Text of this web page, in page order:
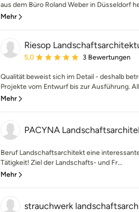
aus dem Büro Roland Weber in Düsseldorf
Mehr
Riesop
Durchschnittliche Bewertung: 5 von
5,0 3 Bewertungen
Qualität beweist sich im Detail - deshalb
Projekte vom Entwurf bis zur Ausführung.
Mehr
PACYNA
Beruf Landschaftsarchitekt eine
Tätigkeit! Ziel der Landschafts- und Fr...
Mehr
strauchwerk